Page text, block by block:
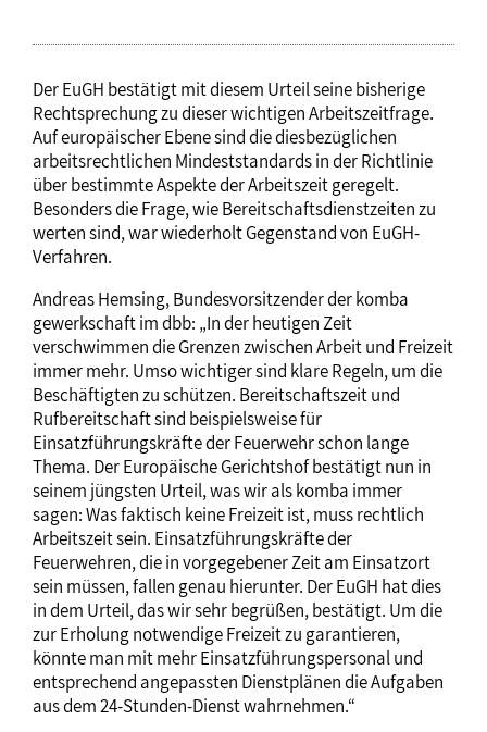
Der EuGH bestätigt mit diesem Urteil seine bisherige
Rechtsprechung zu dieser wichtigen Arbeitszeitfrage.
Auf europäischer Ebene sind die diesbezüglichen
arbeitsrechtlichen Mindeststandards in der Richtlinie
über bestimmte Aspekte der Arbeitszeit geregelt.
Besonders die Frage, wie Bereitschaftsdienstzeiten zu
werten sind, war wiederholt Gegenstand von EuGH-
Verfahren.
Andreas Hemsing, Bundesvorsitzender der komba
gewerkschaft im dbb: „In der heutigen Zeit
verschwimmen die Grenzen zwischen Arbeit und Freizeit
immer mehr. Umso wichtiger sind klare Regeln, um die
Beschäftigten zu schützen. Bereitschaftszeit und
Rufbereitschaft sind beispielsweise für
Einsatzführungskräfte der Feuerwehr schon lange
Thema. Der Europäische Gerichtshof bestätigt nun in
seinem jüngsten Urteil, was wir als komba immer
sagen: Was faktisch keine Freizeit ist, muss rechtlich
Arbeitszeit sein. Einsatzführungskräfte der
Feuerwehren, die in vorgegebener Zeit am Einsatzort
sein müssen, fallen genau hierunter. Der EuGH hat dies
in dem Urteil, das wir sehr begrüßen, bestätigt. Um die
zur Erholung notwendige Freizeit zu garantieren,
könnte man mit mehr Einsatzführungspersonal und
entsprechend angepassten Dienstplänen die Aufgaben
aus dem 24-Stunden-Dienst wahrnehmen.“